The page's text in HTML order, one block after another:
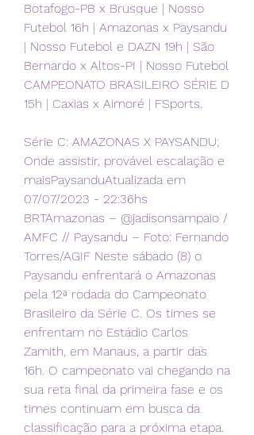
Botafogo-PB x Brusque | Nosso
Futebol 16h | Amazonas x Paysandu
| Nosso Futebol e DAZN 19h | São
Bernardo x Altos-PI | Nosso Futebol
CAMPEONATO BRASILEIRO SÉRIE D
15h | Caxias x Aimoré | FSports.
Série C: AMAZONAS X PAYSANDU;
Onde assistir, provável escalação e
maisPaysanduAtualizada em
07/07/2023 - 22:36hs
BRTAmazonas – @jadisonsampaio /
AMFC // Paysandu – Foto: Fernando
Torres/AGIF Neste sábado (8) o
Paysandu enfrentará o Amazonas
pela 12ª rodada do Campeonato
Brasileiro da Série C. Os times se
enfrentam no Estádio Carlos
Zamith, em Manaus, a partir das
16h. O campeonato vai chegando na
sua reta final da primeira fase e os
times continuam em busca da
classificação para a próxima etapa.